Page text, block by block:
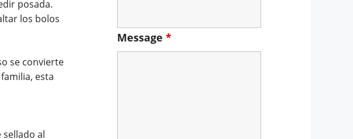
posada.
los bolos
se convierte
esta
sellado al
Message *